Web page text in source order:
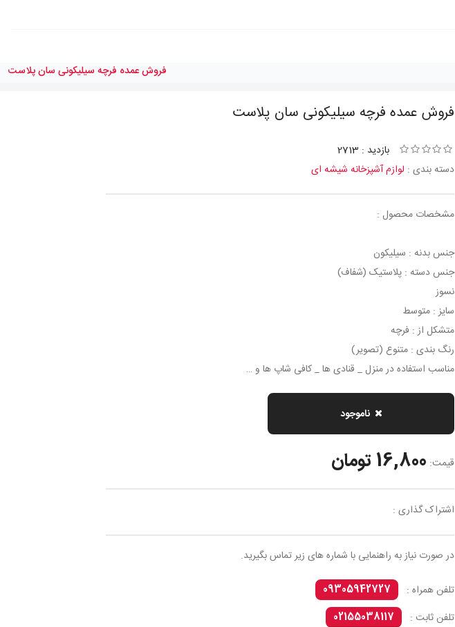
فروش عمده فرچه سیلیکونی سان پلاست
فروش عمده فرچه سیلیکونی سان پلاست
بازدید : 2713
دسته بندی : لوازم آشپزخانه شیشه ای
مشخصات محصول :
جنس بدنه : سیلیکون
جنس دسته : پلاستیک (شفاف)
نسوز
سایز : متوسط
متشکل از : فرچه
رنگ بندی : متنوع (تصویر)
مناسب استفاده در منزل _ قنادی ها _ کافی شاپ ها و …
ناموجود
قیمت: 16,800 تومان
اشتراک گذاری :
در صورت نیاز به راهنمایی با شماره های زیر تماس بگیرید.
تلفن همراه :
09305942727
تلفن ثابت :
02155038117